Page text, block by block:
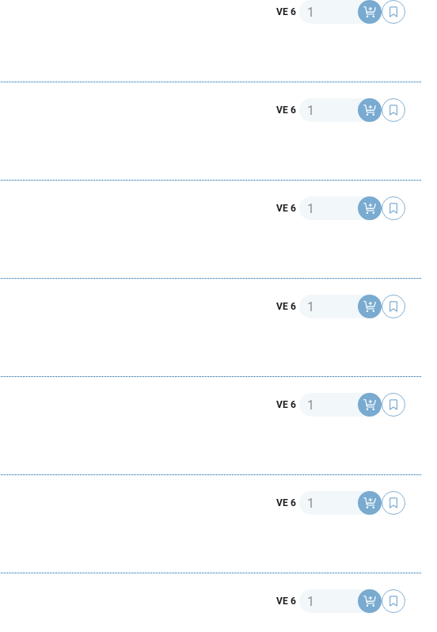
VE 6 Anzahl
VE 6 Anzahl
VE 6 Anzahl
VE 6 Anzahl
VE 6 Anzahl
VE 6 Anzahl
VE 6 Anzahl